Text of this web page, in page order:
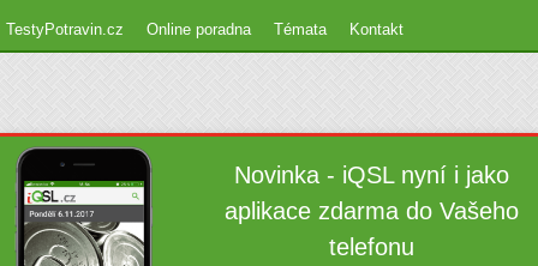
TestyPotravin.cz Online poradna Témata Kontakt
Novinka - iQSL nyní i jako
aplikace zdarma do Vašeho
telefonu